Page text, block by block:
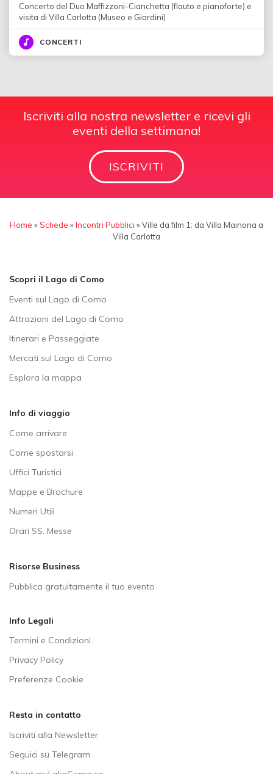
Concerto del Duo Maffizzoni-Cianchetta (flauto e pianoforte) e
visita di Villa Carlotta (Museo e Giardini)
CONCERTI
Iscriviti alla nostra newsletter e ricevi gli
eventi della settimana!
ISCRIVITI
Home »Schede »Incontri Pubblici »Ville da film 1: da Villa Mainona a
Villa Carlotta
Scopri il Lago di Como
Eventi sul Lago di Como
Attrazioni del Lago di Como
Itinerari e Passeggiate
Mercati sul Lago di Como
Esplora la mappa
Info di viaggio
Come arrivare
Come spostarsi
Uffici Turistici
Mappe e Brochure
Numeri Utili
Orari SS. Messe
Risorse Business
Pubblica gratuitamente il tuo evento
Info Legali
Termini e Condizioni
Privacy Policy
Preferenze Cookie
Resta in contatto
Iscriviti alla Newsletter
Seguici su Telegram